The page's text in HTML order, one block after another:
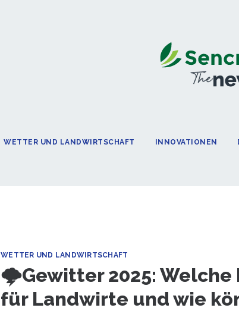
WETTER UND LANDWIRTSCHAFT INNOVATIONEN
WETTER UND LANDWIRTSCHAFT
🌩️Gewitter 2025: Welche
für Landwirte und wie